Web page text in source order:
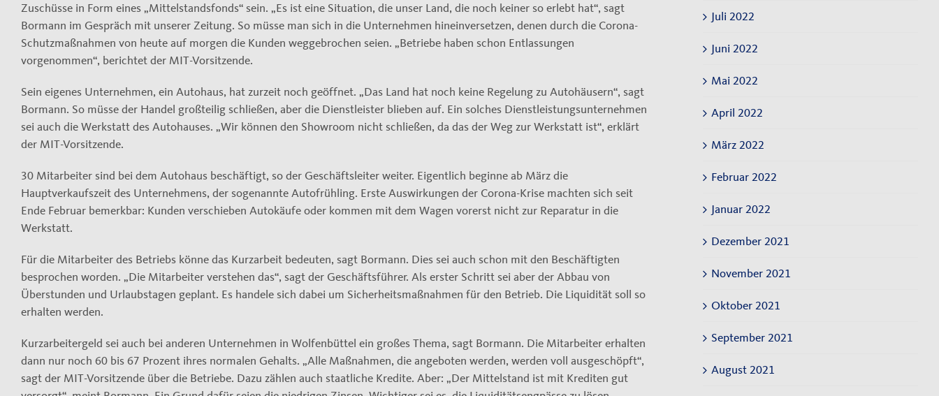
Zuschüsse in Form eines „Mittelstandsfonds“ sein. „Es ist eine Situation, die unser Land, die noch keiner so erlebt hat“, sagt
Bormann im Gespräch mit unserer Zeitung. So müsse man sich in die Unternehmen hineinversetzen, denen durch die Corona-
Schutzmaßnahmen von heute auf morgen die Kunden weggebrochen seien. „Betriebe haben schon Entlassungen
vorgenommen“, berichtet der MIT-Vorsitzende.
Sein eigenes Unternehmen, ein Autohaus, hat zurzeit noch geöffnet. „Das Land hat noch keine Regelung zu Autohäusern“, sagt
Bormann. So müsse der Handel großteilig schließen, aber die Dienstleister blieben auf. Ein solches Dienstleistungsunternehmen
sei auch die Werkstatt des Autohauses. „Wir können den Showroom nicht schließen, da das der Weg zur Werkstatt ist“, erklärt
der MIT-Vorsitzende.
30 Mitarbeiter sind bei dem Autohaus beschäftigt, so der Geschäftsleiter weiter. Eigentlich beginne ab März die
Hauptverkaufszeit des Unternehmens, der sogenannte Autofrühling. Erste Auswirkungen der Corona-Krise machten sich seit
Ende Februar bemerkbar: Kunden verschieben Autokäufe oder kommen mit dem Wagen vorerst nicht zur Reparatur in die
Werkstatt.
Für die Mitarbeiter des Betriebs könne das Kurzarbeit bedeuten, sagt Bormann. Dies sei auch schon mit den Beschäftigten
besprochen worden. „Die Mitarbeiter verstehen das“, sagt der Geschäftsführer. Als erster Schritt sei aber der Abbau von
Überstunden und Urlaubstagen geplant. Es handele sich dabei um Sicherheitsmaßnahmen für den Betrieb. Die Liquidität soll so
erhalten werden.
Kurzarbeitergeld sei auch bei anderen Unternehmen in Wolfenbüttel ein großes Thema, sagt Bormann. Die Mitarbeiter erhalten
dann nur noch 60 bis 67 Prozent ihres normalen Gehalts. „Alle Maßnahmen, die angeboten werden, werden voll ausgeschöpft“,
sagt der MIT-Vorsitzende über die Betriebe. Dazu zählen auch staatliche Kredite. Aber: „Der Mittelstand ist mit Krediten gut
Juli 2022
Juni 2022
Mai 2022
April 2022
März 2022
Februar 2022
Januar 2022
Dezember 2021
November 2021
Oktober 2021
September 2021
August 2021